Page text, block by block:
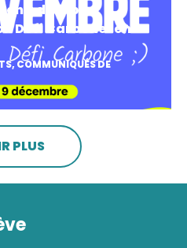
durable:
Défi Carbone’ en
,COMMUNIQUÉS DE
PLUS